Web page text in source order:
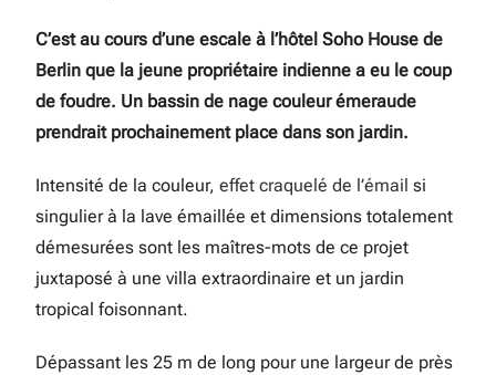
C’est au cours d’une escale à l’hôtel Soho House de
Berlin que la jeune propriétaire indienne a eu le coup
de foudre. Un bassin de nage couleur émeraude
prendrait prochainement place dans son jardin.
Intensité de la couleur,effet craquelé de l’émail si
singulier à la lave émaillée et dimensions totalement
démesurées sont les maîtres-mots de ce projet
juxtaposé à une villa extraordinaire et un jardin
tropical foisonnant.
Dépassant les 25 m de long pour une largeur de près